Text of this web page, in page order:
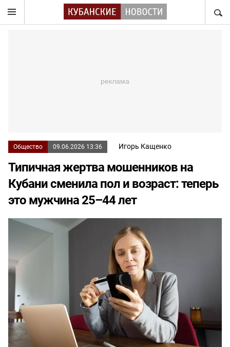
Общество 09.06.2026 13:36 Игорь Кащенко
Типичная жертва мошенников на
Кубани сменила пол и возраст: теперь
это мужчина 25–44 лет